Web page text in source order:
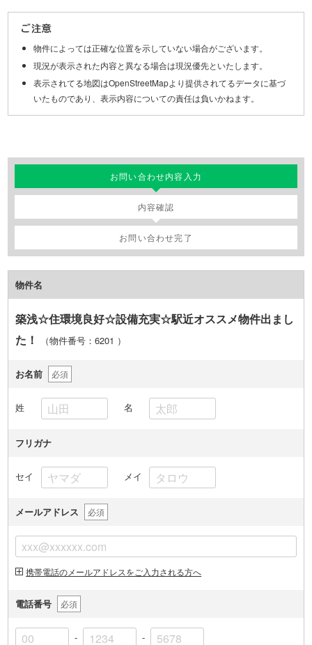
ご注意
物件によっては正確な位置を示していない場合がございます。
現況が表示された内容と異なる場合は現況優先といたします。
表示されてる地図はOpenStreetMapより提供されてるデータに基づ
いたものであり、表示内容についての責任は負いかねます。
お問い合わせ内容入力
内容確認
お問い合わせ完了
物件名
築浅☆住環境良好☆設備充実☆駅近オススメ物件出まし
た！
（物件番号：6201 ）
お名前 必須
姓 名
フリガナ
セイ メイ
メールアドレス 必須
携帯電話のメールアドレスをご入力される方へ
電話番号 必須
- -